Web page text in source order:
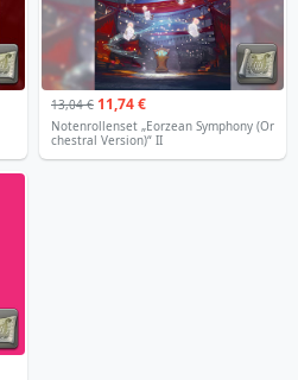
13,04 € 11,74 €
Notenrollenset „Eorzean Symphony (Or
chestral Version)“ II